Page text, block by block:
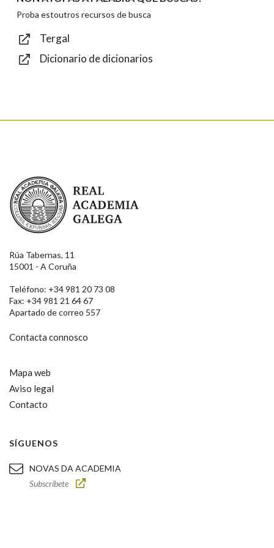
Texto de verificación
Proba estoutros recursos de busca
Tergal
Dicionario de dicionarios
Real Academia Galega
Rúa Tabernas, 11
15001 - A Coruña
Teléfono: +34 981 20 73 08
Fax: +34 981 21 64 67
Apartado de correo 557
Contacta connosco
Mapa web
Aviso legal
Contacto
SÍGUENOS
NOVAS DA ACADEMIA
Subscríbete